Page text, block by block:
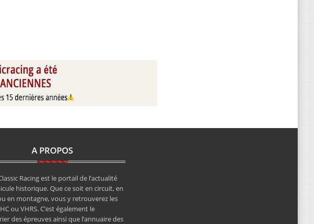
A PROPOS
Racing est le portail de l’actualité
historique. Que ce soit en circuit, en
en montagne, vous y retrouverez les
ou VHRS. C’est également le
des épreuves ainsi que l’annuaire des